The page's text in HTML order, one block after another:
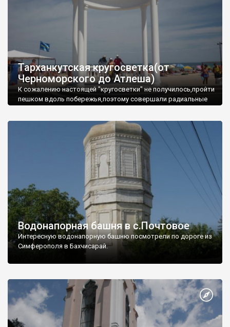
Тарханкутская кругосветка(от
Черноморского до Атлеша)
К сожалению настоящей "кругосветки" не получилось,пройти
пешком вдоль побережья,поэтому совершали радиальные
Водонапорная башня в с.Почтовое
Интересную водонапорную башню посмотрели по дороге из
Симферополя в Бахчисарай.